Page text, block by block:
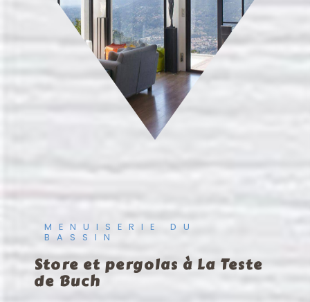
MENUISERIE DU
BASSIN
store et pergolas à La Teste
de Buch